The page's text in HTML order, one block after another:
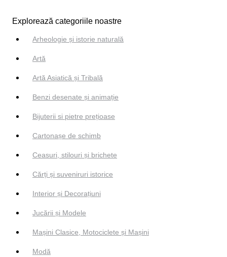
Explorează categoriile noastre
Arheologie și istorie naturală
Artă
Artă Asiatică și Tribală
Benzi desenate și animație
Bijuterii si pietre prețioase
Cartonașe de schimb
Ceasuri, stilouri și brichete
Cărți și suveniruri istorice
Interior și Decorațiuni
Jucării și Modele
Mașini Clasice, Motociclete și Mașini
Modă